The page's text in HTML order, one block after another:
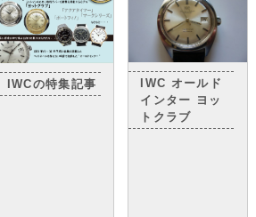
IWCの特集記事
IWC オールド
インター ヨッ
トクラブ